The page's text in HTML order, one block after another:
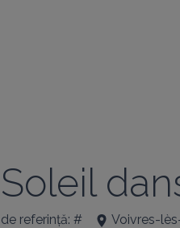
referință: # Voivres-